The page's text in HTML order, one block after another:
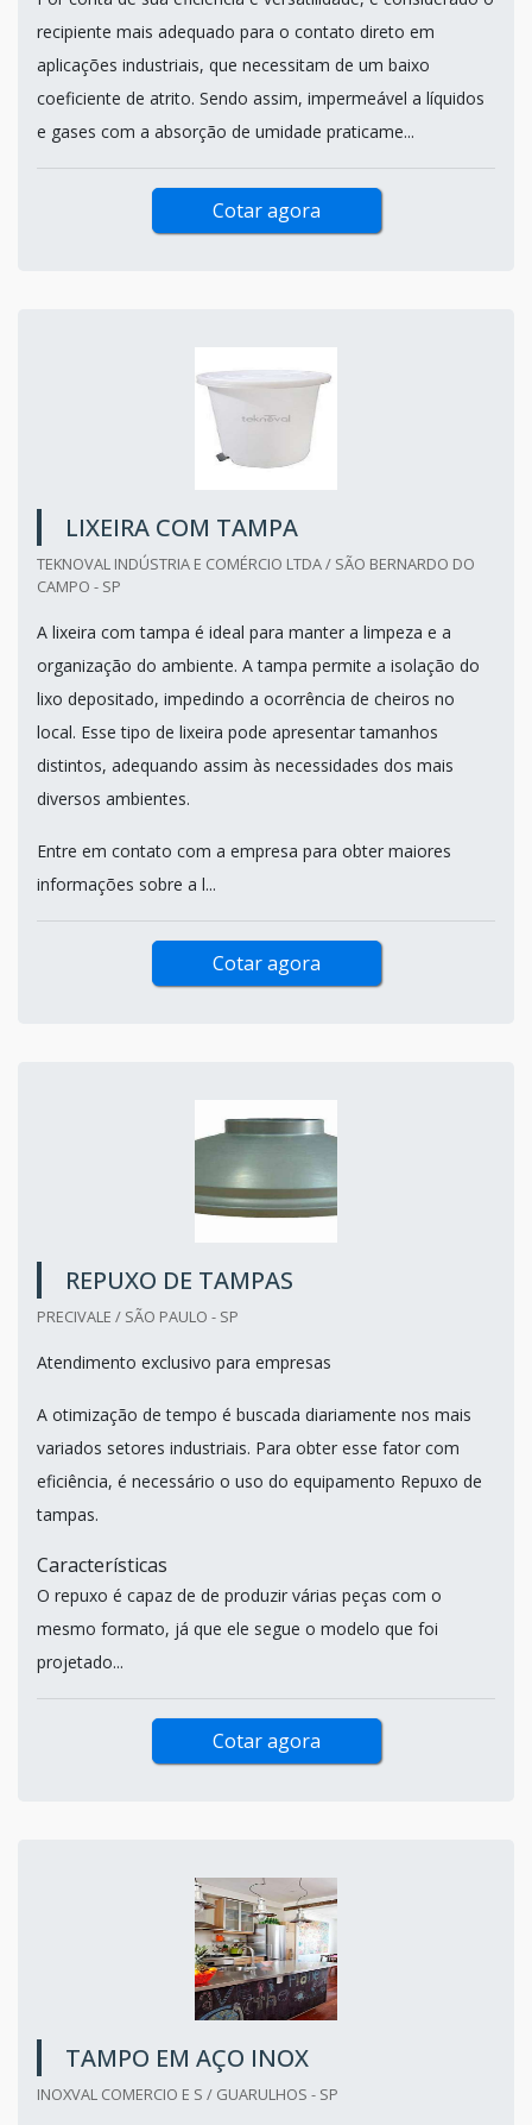
recipiente mais adequado para o contato direto em
aplicações industriais, que necessitam de um baixo
coeficiente de atrito. Sendo assim, impermeável a líquidos
e gases com a absorção de umidade praticame...
Cotar agora
LIXEIRA COM TAMPA
TEKNOVAL INDÚSTRIA E COMÉRCIO LTDA / SÃO BERNARDO DO
CAMPO - SP
A lixeira com tampa é ideal para manter a limpeza e a
organização do ambiente. A tampa permite a isolação do
lixo depositado, impedindo a ocorrência de cheiros no
local. Esse tipo de lixeira pode apresentar tamanhos
distintos, adequando assim às necessidades dos mais
diversos ambientes.
Entre em contato com a empresa para obter maiores
informações sobre a l...
Cotar agora
REPUXO DE TAMPAS
PRECIVALE / SÃO PAULO - SP
Atendimento exclusivo para empresas
A otimização de tempo é buscada diariamente nos mais
variados setores industriais. Para obter esse fator com
eficiência, é necessário o uso do equipamento Repuxo de
tampas.
Características
O repuxo é capaz de de produzir várias peças com o
mesmo formato, já que ele segue o modelo que foi
projetado...
Cotar agora
TAMPO EM AÇO INOX
INOXVAL COMERCIO E S / GUARULHOS - SP